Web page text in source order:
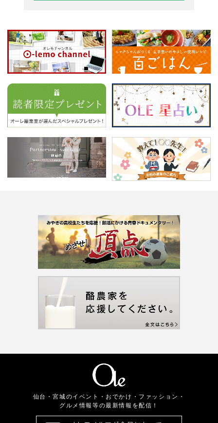
仙台・宮城のイベント・おでかけ・ファッション・
グルメ情報等の最新情報を配信！